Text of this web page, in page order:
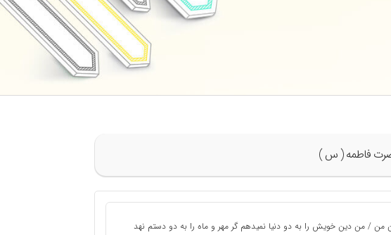
فاطمه ( س )
/ من دین خویش را به دو دنیا نمیدهم گر مهر و ماه را به دو دستم نهد